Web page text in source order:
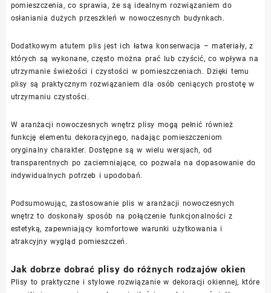
pomieszczenia, co sprawia, że są idealnym rozwiązaniem do
osłaniania dużych przeszkleń w nowoczesnych budynkach.
Dodatkowym atutem plis jest ich łatwa konserwacja – materiały, z
których są wykonane, często można prać lub czyścić, co wpływa na
utrzymanie świeżości i czystości w pomieszczeniach. Dzięki temu
plisy są praktycznym rozwiązaniem dla osób ceniących prostotę w
utrzymaniu czystości.
W aranżacji nowoczesnych wnętrz plisy mogą pełnić również
funkcję elementu dekoracyjnego, nadając pomieszczeniom
oryginalny charakter. Dostępne są w wielu wersjach, od
transparentnych po zaciemniające, co pozwala na dopasowanie do
indywidualnych potrzeb i upodobań.
Podsumowując, zastosowanie plis w aranżacji nowoczesnych
wnętrz to doskonały sposób na połączenie funkcjonalności z
estetyką, zapewniający komfortowe warunki użytkowania i
atrakcyjny wygląd pomieszczeń.
Jak dobrze dobrać plisy do różnych rodzajów okien
Plisy to praktyczne i stylowe rozwiązanie w dekoracji okiennej, które